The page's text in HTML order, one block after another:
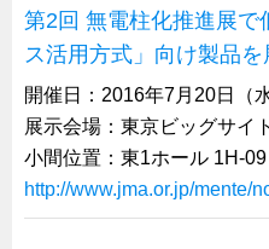
第2回 無電柱化推進展で
ス活用方式」向け製品
開催日：2016年7月20日（
展示会場：東京ビッグサイト
小間位置：東1ホール 1H-09
http://www.jma.or.jp/mente/